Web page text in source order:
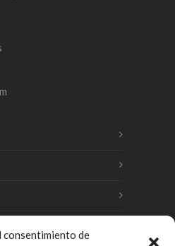
consentimiento de